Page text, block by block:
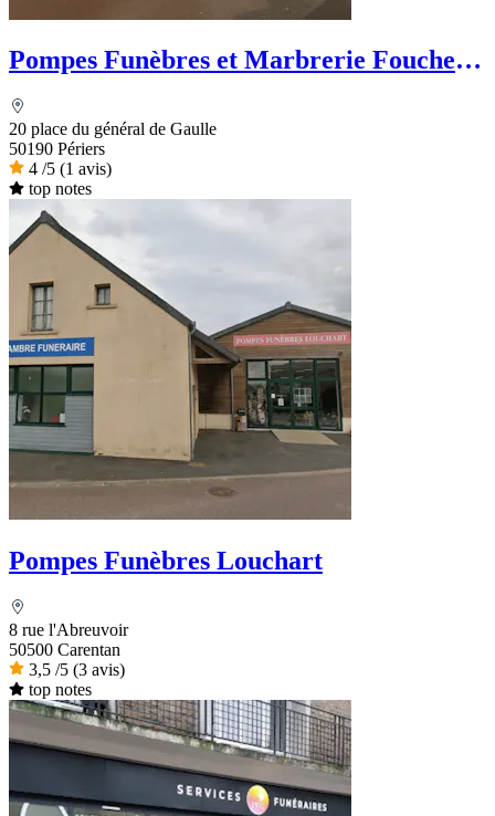
Pompes Funèbres et Marbrerie Foucher
20 place du général de Gaulle
50190 Périers
4 /5 (1 avis)
top notes
Pompes Funèbres Louchart
8 rue l'Abreuvoir
50500 Carentan
3,5 /5 (3 avis)
top notes